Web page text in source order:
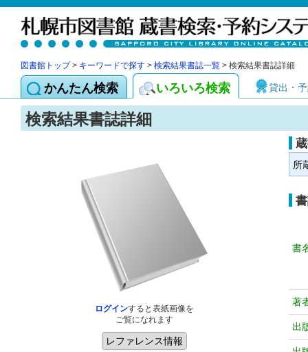
図書館トップ> キーワードで探す > 検索結果書誌一覧 > 検索結果書誌詳細
かんたん検索 いろいろ検索 貸出・
検索結果書誌詳細
ログインすると表紙画像を
ご覧になれます
所
書
著
出